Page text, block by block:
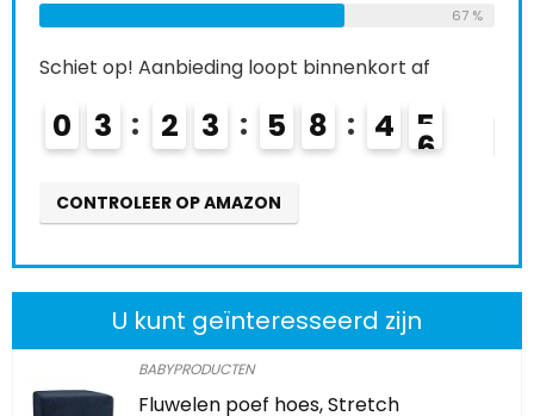
67 %
Schiet op! Aanbieding loopt binnenkort af
0 3 2 3 5 8 4 4
CONTROLEER OP AMAZON
U kunt geïnteresseerd zijn
BABYPRODUCTEN
Fluwelen poef hoes, Stretch